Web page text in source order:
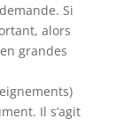
Si
alors
grandes
Il s’agit